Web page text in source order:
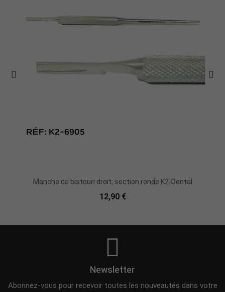
Manche de bistouri droit, section ronde K2-Dental
12,90 €
Newsletter
Abonnez-vous pour recevoir toutes les nouveautés dans votre